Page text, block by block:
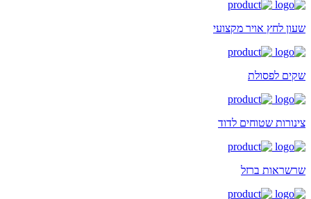
שעון לחץ אויר מקצועי
שקים לפסולת
צינורות שטוחים לדוד
שרשראות ברזל